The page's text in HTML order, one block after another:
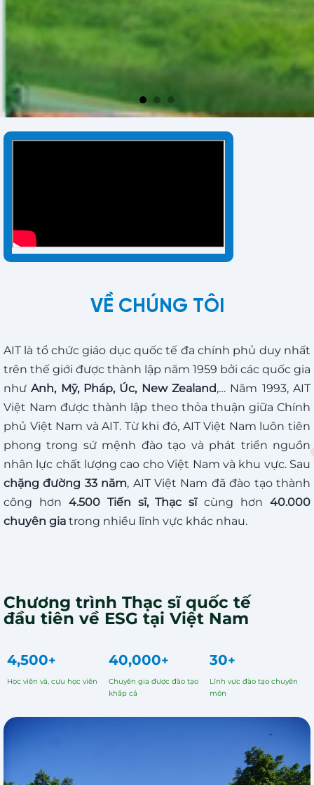
VỀ CHÚNG TÔI
AIT là tổ chức giáo dục quốc tế đa chính phủ duy nhất
trên thế giới được thành lập năm 1959 bởi các quốc gia
nhưAnh, Mỹ, Pháp, Úc, New Zealand,… Năm 1993, AIT
Việt Nam được thành lập theo thỏa thuận giữa Chính
phủ Việt Nam và AIT. Từ khi đó, AIT Việt Nam luôn tiên
phong trong sứ mệnh đào tạo và phát triển nguồn
nhân lực chất lượng cao cho Việt Nam và khu vực. Sau
chặng đường 33 năm, AIT Việt Nam đã đào tạo thành
công hơn 4.500 Tiến sĩ, Thạc sĩcùng hơn40.000
chuyên gia trong nhiều lĩnh vực khác nhau.
Chương trình Thạc sĩ quốc tế
đầu tiên về ESG tại Việt Nam
4,500+
Học viên và, cựu học viên
40,000+
Chuyên gia được đào tạo
khắp cả
30+
Lĩnh vực đào tạo chuyên
môn